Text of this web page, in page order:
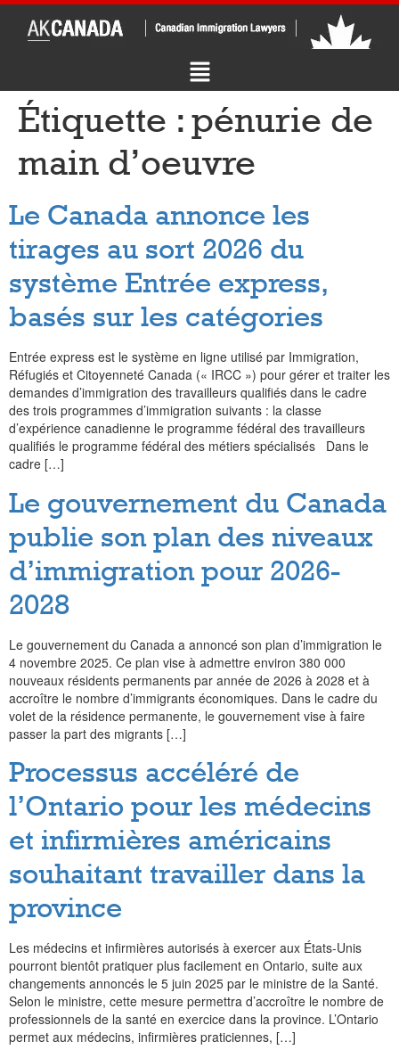
Étiquette :pénurie de
main d’oeuvre
Le Canada annonce les
tirages au sort 2026 du
système Entrée express,
basés sur les catégories
Entrée express est le système en ligne utilisé par Immigration,
Réfugiés et Citoyenneté Canada (« IRCC ») pour gérer et traiter les
demandes d’immigration des travailleurs qualifiés dans le cadre
des trois programmes d’immigration suivants : la classe
d’expérience canadienne le programme fédéral des travailleurs
qualifiés le programme fédéral des métiers spécialisés Dans le
cadre […]
Le gouvernement du Canada
publie son plan des niveaux
d’immigration pour 2026-
2028
Le gouvernement du Canada a annoncé son plan d’immigration le
4 novembre 2025. Ce plan vise à admettre environ 380 000
nouveaux résidents permanents par année de 2026 à 2028 et à
accroître le nombre d’immigrants économiques. Dans le cadre du
volet de la résidence permanente, le gouvernement vise à faire
passer la part des migrants […]
Processus accéléré de
l’Ontario pour les médecins
et infirmières américains
souhaitant travailler dans la
province
Les médecins et infirmières autorisés à exercer aux États-Unis
pourront bientôt pratiquer plus facilement en Ontario, suite aux
changements annoncés le 5 juin 2025 par le ministre de la Santé.
Selon le ministre, cette mesure permettra d’accroître le nombre de
professionnels de la santé en exercice dans la province. L’Ontario
permet aux médecins, infirmières praticiennes, […]